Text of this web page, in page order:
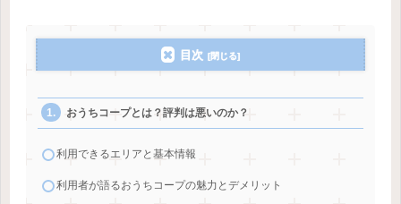
目次
おうちコープとは？評判は悪いのか？
利用できるエリアと基本情報
利用者が語るおうちコープの魅力とデメリット